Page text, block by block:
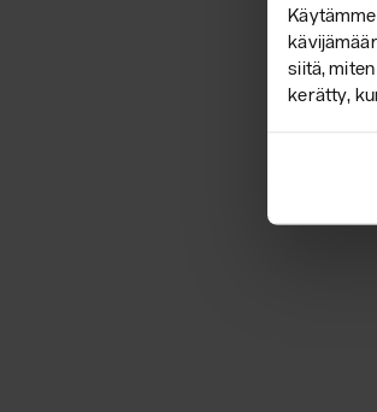
siitä,
kerätty,